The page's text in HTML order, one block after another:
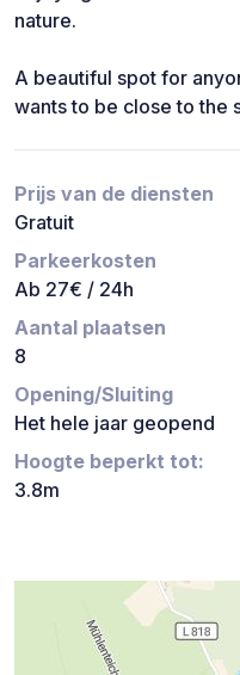
nature.
A beautiful spot for
wants to be close to the
Prijs van de diensten
Gratuit
Parkeerkosten
Ab 27€ / 24h
Aantal plaatsen
8
Opening/Sluiting
Het hele jaar geopend
Hoogte beperkt tot:
3.8m